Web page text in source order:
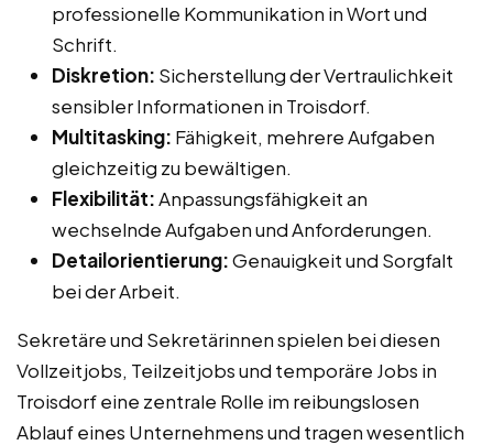
professionelle Kommunikation in Wort und
Schrift.
Diskretion: Sicherstellung der Vertraulichkeit
sensibler Informationen in Troisdorf.
Multitasking: Fähigkeit, mehrere Aufgaben
gleichzeitig zu bewältigen.
Flexibilität:Anpassungsfähigkeit an
wechselnde Aufgaben und Anforderungen.
Detailorientierung:Genauigkeit und Sorgfalt
bei der Arbeit.
Sekretäre und Sekretärinnen spielen bei diesen
Vollzeitjobs, Teilzeitjobs und temporäre Jobs in
Troisdorf eine zentrale Rolle im reibungslosen
Ablauf eines Unternehmens und tragen wesentlich